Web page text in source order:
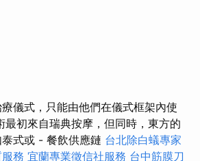
儀式，只能由他們在儀式框架內使
最初來自瑞典按摩，但同時，東方的
式或 - 餐飲供應鏈 台北除白蟻專家
務 宜蘭專業徵信社服務 台中筋膜刀